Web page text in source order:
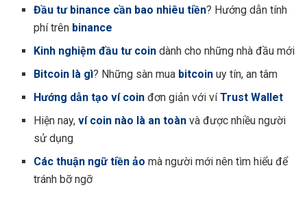
Đầu tư binance cần bao nhiêu tiền? Hướng dẫn tính
phí trên binance
Kinh nghiệm đầu tư coin dành cho những nhà đầu mới
Bitcoin là gì? Những sàn mua bitcoin uy tín, an tâm
Hướng dẫn tạo ví coin đơn giản với víTrust Wallet
Hiện nay,ví coin nào là an toàn và được nhiều người
sử dụng
Các thuận ngữ tiền ảo mà người mới nên tìm hiểu để
tránh bỡ ngỡ